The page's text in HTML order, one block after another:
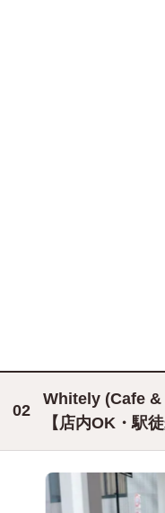
Whitely (Cafe &
【店内OK・駅